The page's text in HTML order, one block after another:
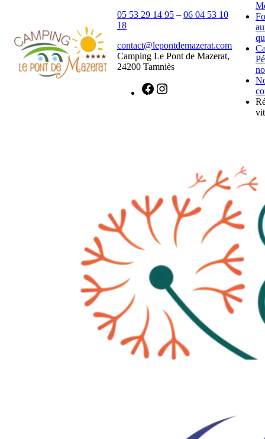
05 53 29 14 95 – 06 04 53 10
18
contact@lepontdemazerat.com
Camping Le Pont de Mazerat,
24200 Tamniès